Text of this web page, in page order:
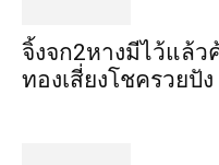
จิ้งจก​2​หาง​มีไว้แล้ว​
ทอง​เสี่ยงโชค​รวยปัง​